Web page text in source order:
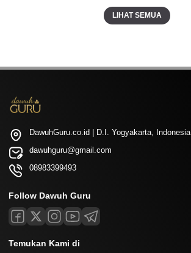
LIHAT SEMUA
DawuhGuru.co.id | D.I. Yogyakarta, Indonesia
dawuhguru@gmail.com
08983399493
Follow Dawuh Guru
Temukan Kami di